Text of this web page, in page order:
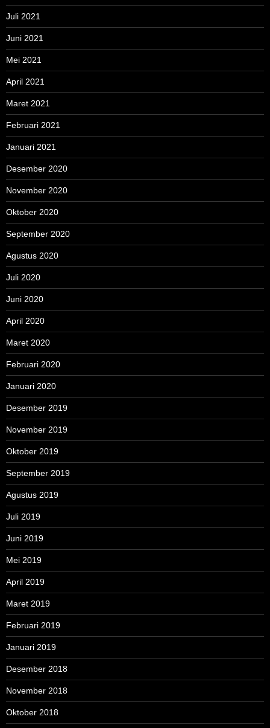
Juli 2021
Juni 2021
Mei 2021
April 2021
Maret 2021
Februari 2021
Januari 2021
Desember 2020
November 2020
Oktober 2020
September 2020
Agustus 2020
Juli 2020
Juni 2020
April 2020
Maret 2020
Februari 2020
Januari 2020
Desember 2019
November 2019
Oktober 2019
September 2019
Agustus 2019
Juli 2019
Juni 2019
Mei 2019
April 2019
Maret 2019
Februari 2019
Januari 2019
Desember 2018
November 2018
Oktober 2018